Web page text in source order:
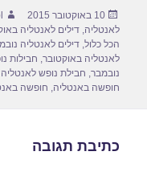
פורסם
בתאריך
10 באוקטובר 2015
לאנטליה,דילים לאנטליה
הכל כלול,דילים לאנטליה
לאנטליה באוקטובר, חבילות
נובמבר, חבילת נופש
חופשה באנטליה, חופשה
כתיבת תגובה